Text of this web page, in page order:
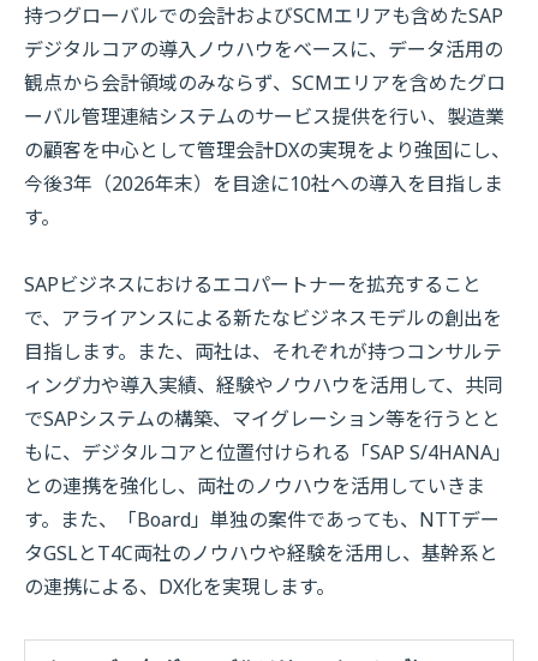
持つグローバルでの会計およびSCMエリアも含めたSAP
デジタルコアの導入ノウハウをベースに、データ活用の
観点から会計領域のみならず、 SCMエリアを含めたグロ
ーバル管理連結システムのサービス提供を行い、製造業
の顧客を中心として管理会計DXの実現をより強固にし、
今後3年（2026年末）を目途に10社への導入を目指しま
す。
SAPビジネスにおけるエコパートナーを拡充すること
で、アライアンスによる新たなビジネスモデルの創出を
目指します。また、両社は、それぞれが持つコンサルテ
ィング力や導入実績、経験やノウハウを活用して、共同
でSAPシステムの構築、マイグレーション等を行うとと
もに、デジタルコアと位置付けられる「SAP S/4HANA」
との連携を強化し、両社のノウハウを活用していきま
す。また、「Board」単独の案件であっても、 NTTデー
タGSLとT4C両社のノウハウや経験を活用し、基幹系と
の連携による、 DX化を実現します。